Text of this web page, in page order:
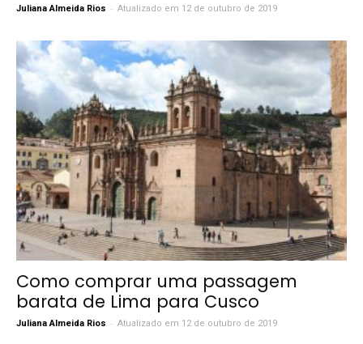
Juliana Almeida Rios - Atualizado em 12 de outubro de 2019
Como comprar uma passagem
barata de Lima para Cusco
Juliana Almeida Rios - Atualizado em 12 de outubro de 2019